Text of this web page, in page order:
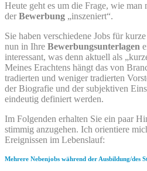
Heute geht es um die Frage, wie man
der Bewerbung „inszeniert“.
Sie haben verschiedene Jobs für
nun in Ihre Bewerbungsunterlagen
interessant, was denn aktuell als
Meines Erachtens hängt das von
tradierten und weniger tradierten
der Biografie und der subjektiven
eindeutig definiert werden.
Im Folgenden erhalten Sie ein paar
stimmig anzugehen. Ich orientiere
Ereignissen im Lebenslauf:
Mehrere Nebenjobs während der Ausbildung/des